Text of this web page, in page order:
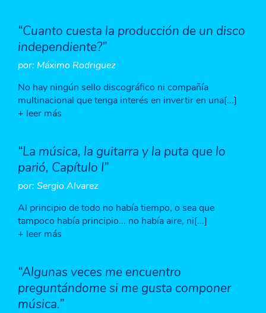
“Cuanto cuesta la producción de un disco
independiente?”
por: Máximo Rodriguez
No hay ningún sello discográfico ni compañía
multinacional que tenga interés en invertir en una[...]
+ leer más
“La música, la guitarra y la puta que lo
parió, Capítulo I”
por: Sergio Alvarez
Al principio de todo no había tiempo, o sea que
tampoco había principio... no había aire, ni[...]
+ leer más
“Algunas veces me encuentro
preguntándome si me gusta componer
música.”